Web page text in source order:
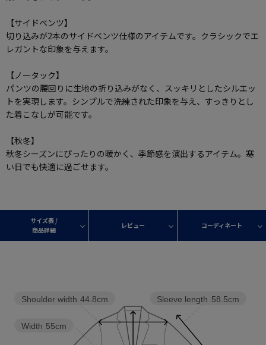
【サイドベンツ】
切り込みが2本のサイドベンツ仕様のアイテムです。クラシックでエ
レガントな印象を与えます。
【ノータック】
パンツの腰回りに生地の折り込みがなく、スッキリとしたシルエッ
トを実現します。シンプルで洗練された印象を与え、すっきりとし
た着こなしが可能です。
【秋冬】
秋冬シーズンにぴったりの暖かく、季節感を演出するアイテム。寒
い日でも快適に過ごせます。
サイズ表 /
商品詳細
レビュー コーディネート
Sleeve length 58.5cm
Width 55cm
Shoulder width 44.8cm